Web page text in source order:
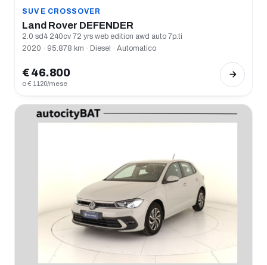
SUV E CROSSOVER
Land Rover DEFENDER
2.0 sd4 240cv 72 yrs web edition awd auto 7p.ti
2020 · 95.878 km · Diesel · Automatico
€ 46.800
o € 1120/mese